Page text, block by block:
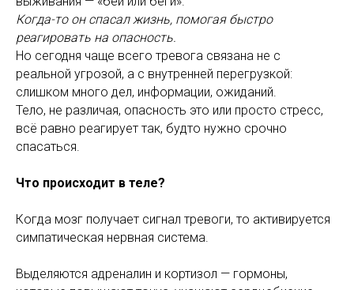
Когда-то он спасал жизнь, помогая быстро
реагировать на опасность.
Но сегодня чаще всего тревога связана не с
реальной угрозой, а с внутренней перегрузкой:
слишком много дел, информации, ожиданий.
Тело, не различая, опасность это или просто стресс,
всё равно реагирует так, будто нужно срочно
спасаться.
Что происходит в теле?
Когда мозг получает сигнал тревоги, то активируется
симпатическая нервная система.
Выделяются адреналин и кортизол — гормоны,